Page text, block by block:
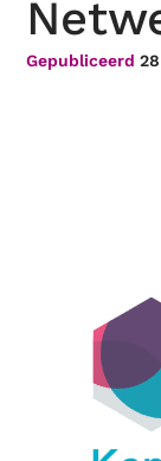
Gepubliceerd